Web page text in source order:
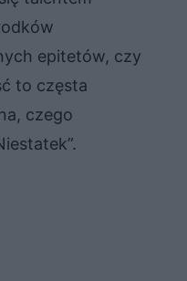
epitetów, czy
to częsta
czego